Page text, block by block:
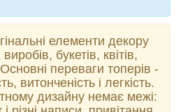
елементи декору
букетів, квітів,
переваги топерів -
витонченість і легкість.
дизайну немає межі: